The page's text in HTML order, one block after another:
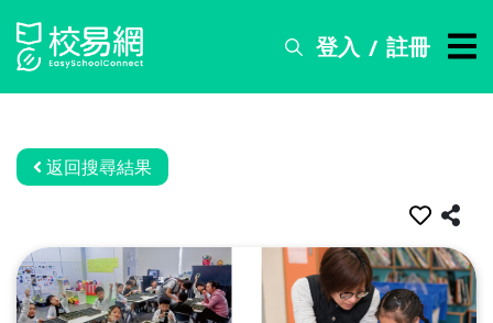
登入 / 註冊
搜
務
資
訊
返回搜尋結果